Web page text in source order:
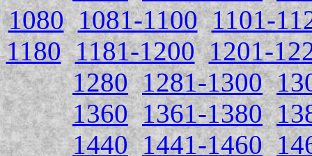
1080 1081-1100 1101-
1180 1181-1200 1201-
1280 1281-1300
1360 1361-1380
1440 1441-1460